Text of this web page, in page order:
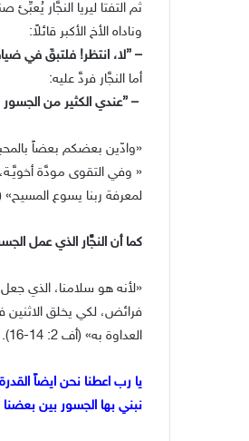
ثم التفتا ليريا النجَّار
وناداه الأخ الأكبر قائلاً:
– ”لا، انتظر! فلتبقَ في
أما النجَّار فردَّ عليه:
– ”عندي الكثير من الجسور
«وادّين بعضكم بعضاً
« وفي التقوى مودَّة
لمعرفة ربنا يسوع المسيح» (2بط 1: 7-
كما أن النجَّار الذي عمل
«لأنه هو سلامنا، الذي
فرائض، لكي يخلق الاثنين
العداوة به» (أف 2: 14-16).
يا رب اعطنا نحن ايضاً
نبني بها الجسور بين